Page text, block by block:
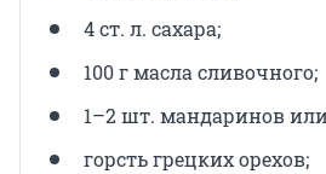
4 ст. л. сахара;
100 г масла сливочного;
1–2 шт. мандаринов
горсть грецких орехов;